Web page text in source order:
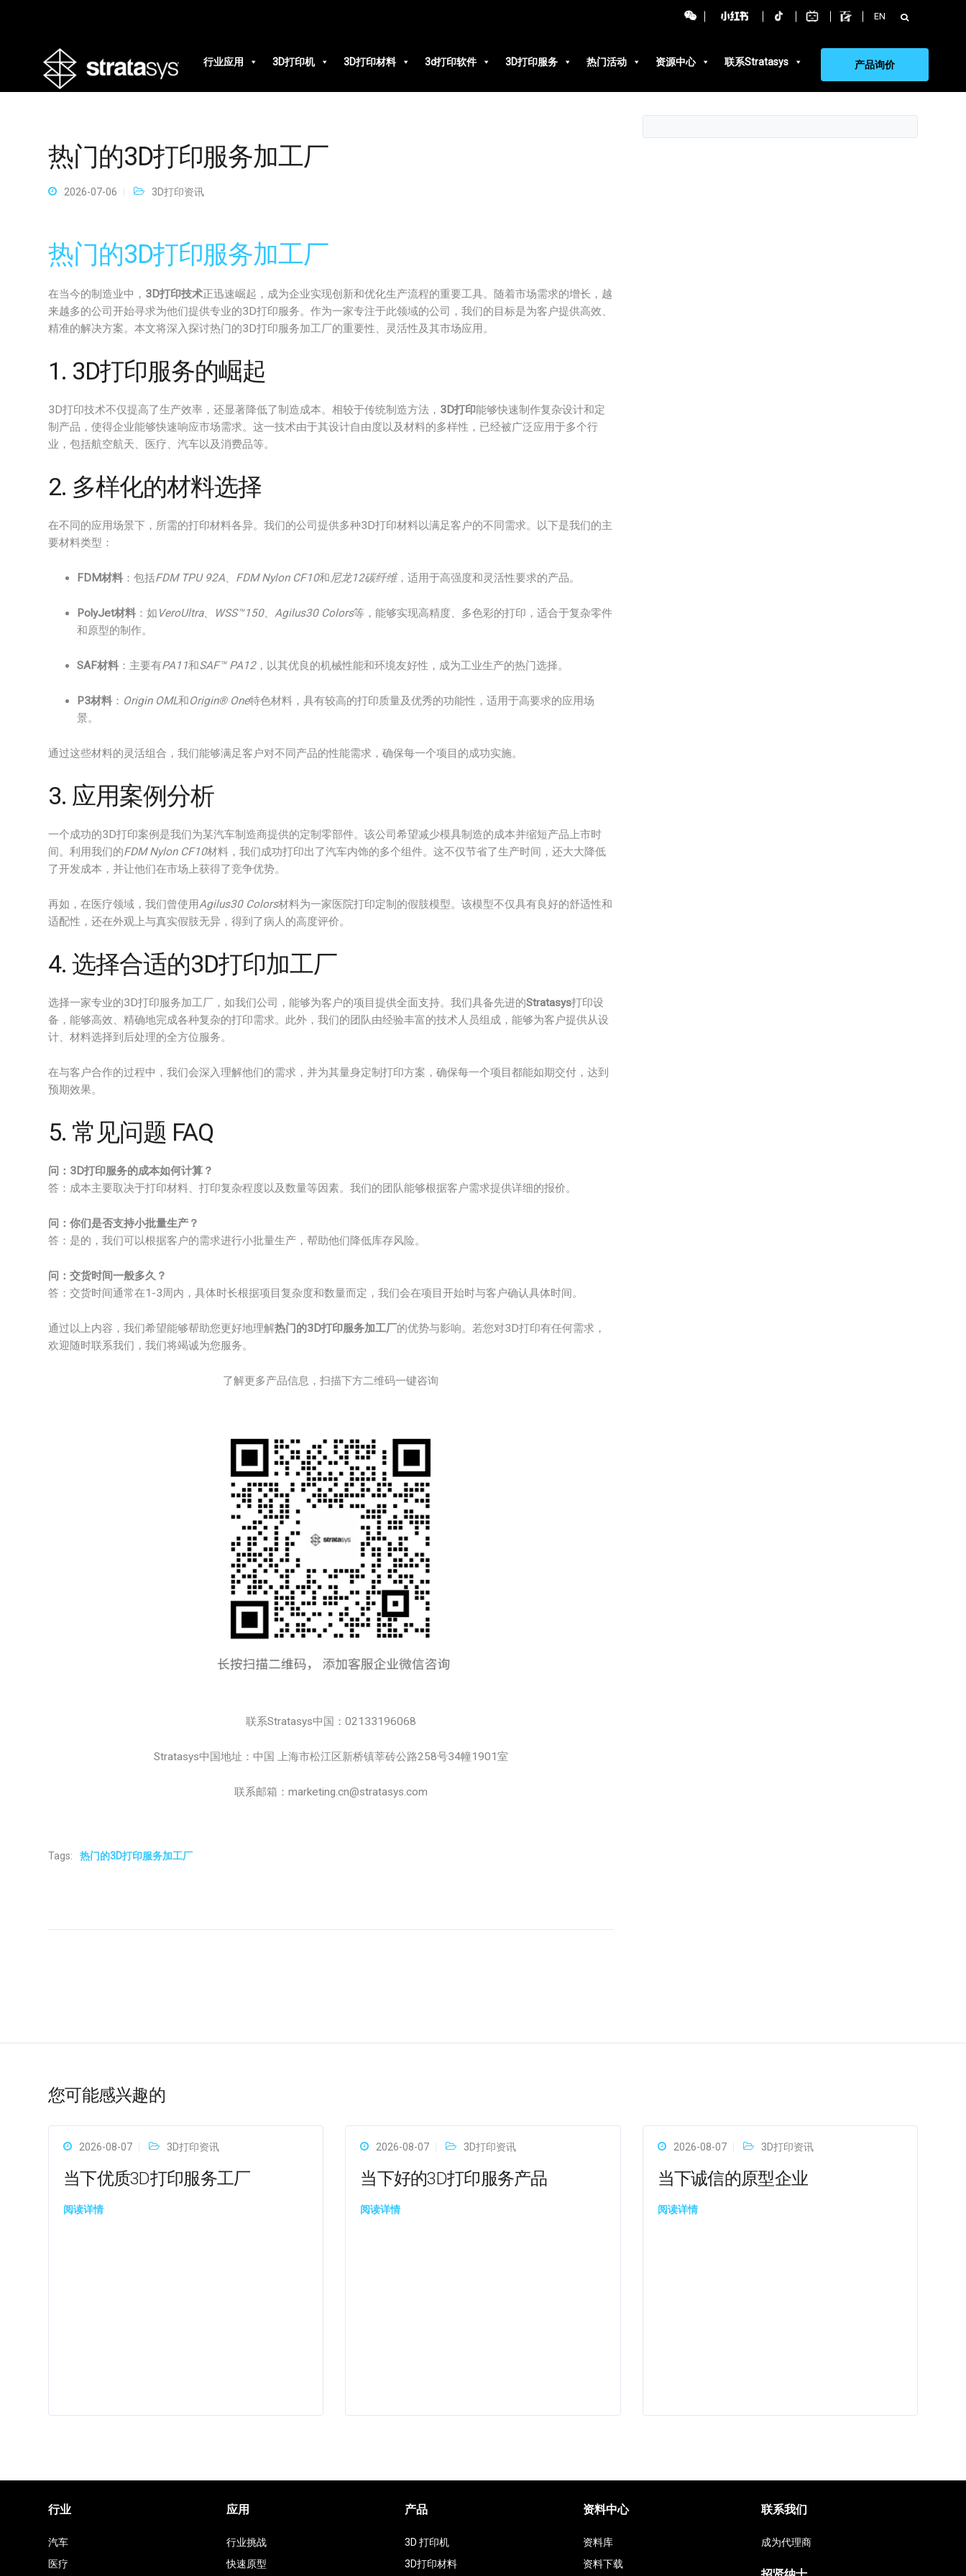
EN 搜
索：
行业应用
3D打印机 3D打印材料 3d打印软件 3D打印服务 热门活动 资源中心 联系Stratasys 产品询价
热门的3D打印服务加工厂
2026-07-06 3D打印资讯
热门的3D打印服务加工厂
在当今的制造业中， 3D打印技术正迅速崛起，成为企业实现创新和优化生产流程的重要工具。随着市场需求的增长，越
来越多的公司开始寻求为他们提供专业的3D打印服务。作为一家专注于此领域的公司，我们的目标是为客户提供高效、
精准的解决方案。本文将深入探讨热门的3D打印服务加工厂的重要性、灵活性及其市场应用。
1. 3D打印服务的崛起
3D打印技术不仅提高了生产效率，还显著降低了制造成本。相较于传统制造方法， 3D打印能够快速制作复杂设计和定
制产品，使得企业能够快速响应市场需求。这一技术由于其设计自由度以及材料的多样性，已经被广泛应用于多个行
业，包括航空航天、医疗、汽车以及消费品等。
2. 多样化的材料选择
在不同的应用场景下，所需的打印材料各异。我们的公司提供多种3D打印材料以满足客户的不同需求。以下是我们的主
要材料类型：
FDM材料 ：包括FDM TPU 92A、 FDM Nylon CF10和尼龙12碳纤维，适用于高强度和灵活性要求的产品。
PolyJet材料 ：如 VeroUltra、 WSS™150、 Agilus30 Colors等，能够实现高精度、多色彩的打印，适合于复杂零件
和原型的制作。
SAF材料 ：主要有PA11和SAF™ PA12，以其优良的机械性能和环境友好性，成为工业生产的热门选择。
P3材料 ： Origin OML和Origin® One特色材料，具有较高的打印质量及优秀的功能性，适用于高要求的应用场
景。
通过这些材料的灵活组合，我们能够满足客户对不同产品的性能需求，确保每一个项目的成功实施。
3. 应用案例分析
一个成功的3D打印案例是我们为某汽车制造商提供的定制零部件。该公司希望减少模具制造的成本并缩短产品上市时
间。利用我们的FDM Nylon CF10材料，我们成功打印出了汽车内饰的多个组件。这不仅节省了生产时间，还大大降低
了开发成本，并让他们在市场上获得了竞争优势。
再如，在医疗领域，我们曾使用Agilus30 Colors材料为一家医院打印定制的假肢模型。该模型不仅具有良好的舒适性和
适配性，还在外观上与真实假肢无异，得到了病人的高度评价。
4. 选择合适的3D打印加工厂
选择一家专业的3D打印服务加工厂，如我们公司，能够为客户的项目提供全面支持。我们具备先进的Stratasys打印设
备，能够高效、精确地完成各种复杂的打印需求。此外，我们的团队由经验丰富的技术人员组成，能够为客户提供从设
计、材料选择到后处理的全方位服务。
在与客户合作的过程中，我们会深入理解他们的需求，并为其量身定制打印方案，确保每一个项目都能如期交付，达到
预期效果。
5. 常见问题 FAQ
问：3D打印服务的成本如何计算？
答：成本主要取决于打印材料、打印复杂程度以及数量等因素。我们的团队能够根据客户需求提供详细的报价。
问：你们是否支持小批量生产？
答：是的，我们可以根据客户的需求进行小批量生产，帮助他们降低库存风险。
问：交货时间一般多久？
答：交货时间通常在1-3周内，具体时长根据项目复杂度和数量而定，我们会在项目开始时与客户确认具体时间。
通过以上内容，我们希望能够帮助您更好地理解热门的3D打印服务加工厂的优势与影响。若您对3D打印有任何需求，
欢迎随时联系我们，我们将竭诚为您服务。
了解更多产品信息，扫描下方二维码一键咨询
联系Stratasys中国：02133196068
Stratasys中国地址：中国 上海市松江区新桥镇莘砖公路258号34幢1901室
联系邮箱：marketing.cn@stratasys.com
Tags: 热门的3D打印服务加工厂
您可能感兴趣的
2026-08-07 3D打印资讯
当下优质3D打印服务工厂
阅读详情
2026-08-07 3D打印资讯
当下好的3D打印服务产品
阅读详情
2026-08-07 3D打印资讯
当下诚信的原型企业
阅读详情
行业
汽车
医疗
应用
行业挑战
快速原型
产品
3D 打印机
3D打印材料
资料中心
资料库
资料下载
联系我们
成为代理商